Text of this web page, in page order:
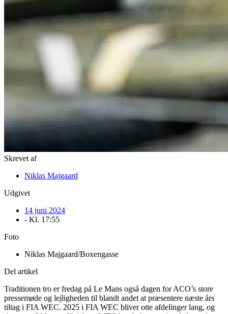
Skrevet af
Niklas Majgaard
Udgivet
14 juni 2024
- Kl. 17:55
Foto
Niklas Majgaard/Boxengasse
Del artikel
Traditionen tro er fredag på Le Mans også dagen for ACO’s store
pressemøde og lejligheden til blandt andet at præsentere næste års
tiltag i FIA WEC. 2025 i FIA WEC bliver otte afdelinger lang, og